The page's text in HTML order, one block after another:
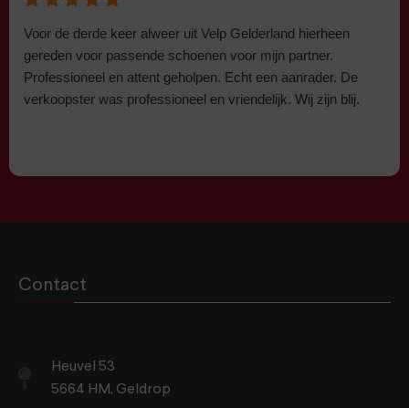
Voor de derde keer alweer uit Velp Gelderland hierheen
gereden voor passende schoenen voor mijn partner.
Professioneel en attent geholpen. Echt een aanrader. De
verkoopster was professioneel en vriendelijk. Wij zijn blij.
Contact
Heuvel 53
5664 HM, Geldrop